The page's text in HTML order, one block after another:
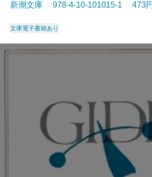
新潮文庫 978-4-10-101015-1 473
文庫電子書籍あり